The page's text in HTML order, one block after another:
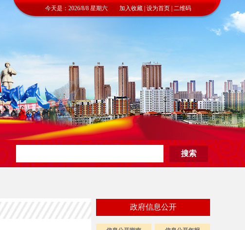
今天是：2026/8/8 星期六 加入收藏 | 设为首页 | 二维码
政府信息公开